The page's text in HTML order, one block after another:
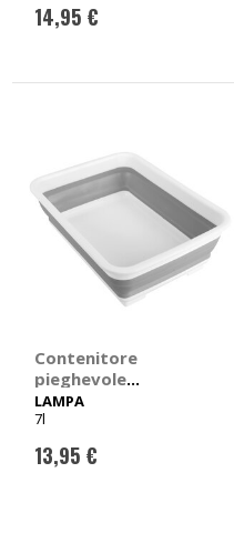
14,95 €
Contenitore
pieghevole
Vaschetta - LAMPA
LAMPA
7l
13,95 €